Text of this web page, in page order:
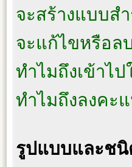
จะสร้างแบบส
จะแก้ไขหรือล
ทำไมถึงเข้าไ
ทำไมถึงลงคะ
รูปแบบและช